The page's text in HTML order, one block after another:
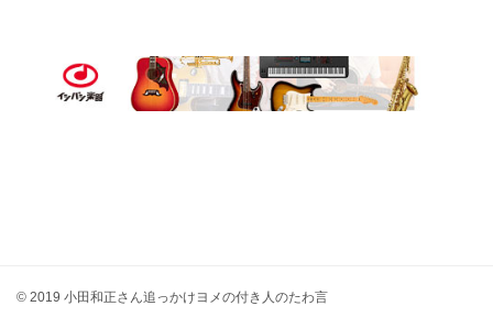
© 2019 小田和正さん追っかけヨメの付き人のたわ言